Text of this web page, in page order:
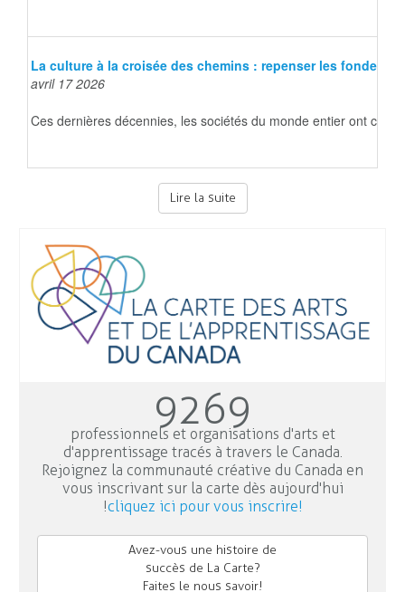
La culture à la croisée des chemins : repenser les
avril 17 2026
Ces dernières décennies, les sociétés du monde entier ont
Lire la suite
9269
professionnels et organisations d'arts et
d'apprentissage tracés à travers le Canada.
Rejoignez la communauté créative du Canada en
vous inscrivant sur la carte dès aujourd'hui
!cliquez ici pour vous inscrire!
Avez-vous une histoire de
succès de La Carte?
Faites le nous savoir!